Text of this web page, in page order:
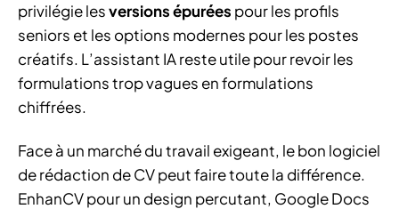
privilégie lesversions épurées pour les profils
seniors et les options modernes pour les postes
créatifs. L’assistant IA reste utile pour revoir les
formulations trop vagues en formulations
chiffrées.
Face à un marché du travail exigeant, le bon logiciel
de rédaction de CV peut faire toute la différence.
EnhanCV pour un design percutant, Google Docs